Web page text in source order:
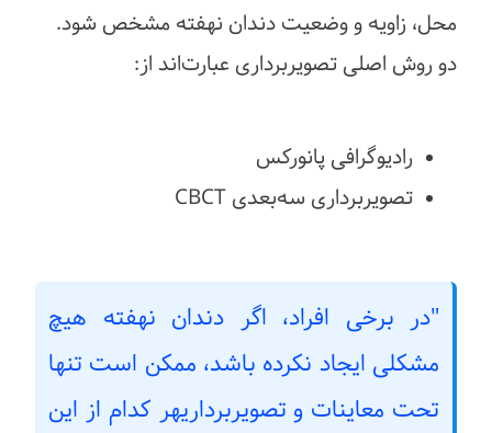
محل، زاویه و وضعیت دندان نهفته مشخص شود.
دو روش اصلی تصویربرداری عبارت‌اند از:
رادیوگرافی پانورکس
تصویربرداری سه‌بعدی CBCT
"در برخی افراد، اگر دندان نهفته هیچ
مشکلی ایجاد نکرده باشد، ممکن است تنها
تحت معاینات و تصویربرداریهر کدام از این